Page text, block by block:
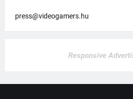
press@videogamers.hu
Responsive